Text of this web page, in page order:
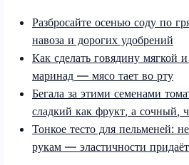
Разбросайте осенью соду по
навоза и дорогих удобрений
Как сделать говядину мягкой
маринад — мясо тает во рту
Бегала за этими семенами
сладкий как фрукт, а сочный,
Тонкое тесто для пельменей:
рукам — эластичности